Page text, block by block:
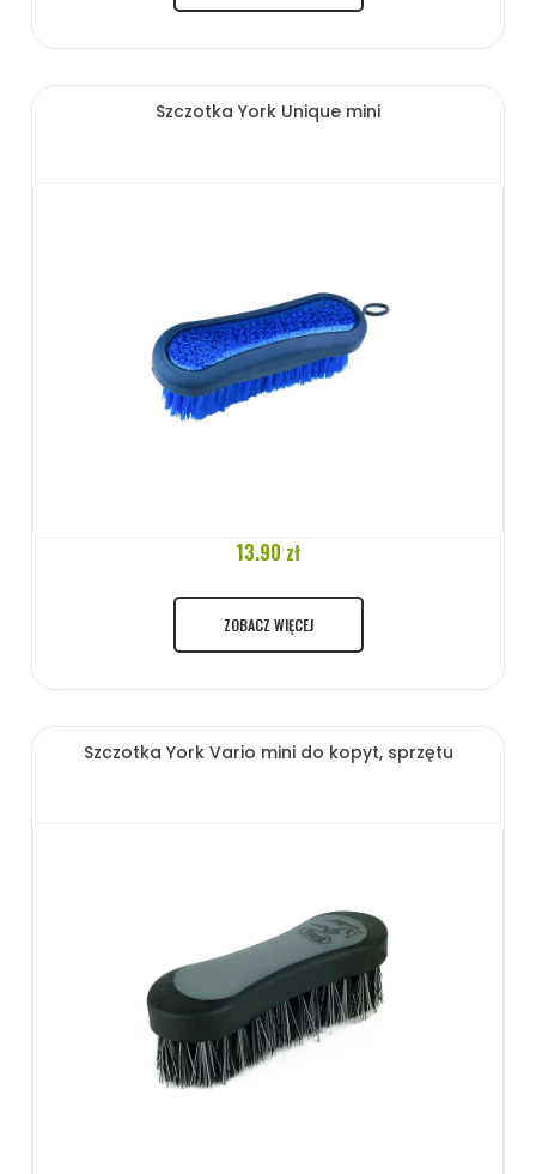
Szczotka York Unique mini
13.90 zł
ZOBACZ WIĘCEJ
Szczotka York Vario mini do kopyt, sprzętu